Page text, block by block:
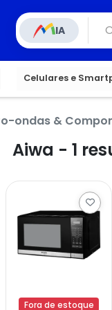
IA
Celulares e
ondas &
Aiwa - 1
Fora de estoque